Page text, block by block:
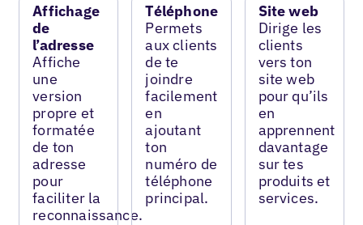
Affichage
de
l’adresse
Affiche
une
version
propre et
formatée
de ton
adresse
pour
faciliter la
reconnaissance.
Téléphone
Permets
aux clients
de te
joindre
facilement
en
ajoutant
ton
numéro de
téléphone
principal.
Site web
Dirige les
clients
vers ton
site web
pour qu’ils
en
apprennent
davantage
sur tes
produits et
services.